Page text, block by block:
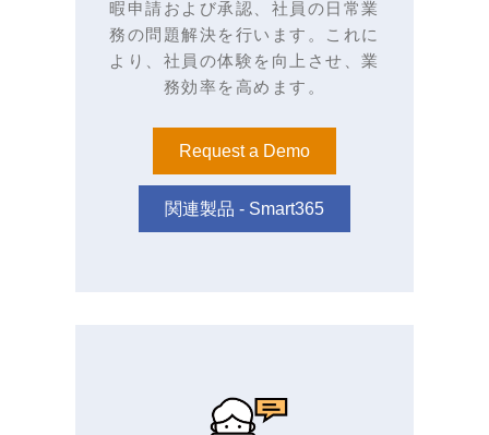
暇申請および承認、社員の日常業
務の問題解決を行います。これに
より、社員の体験を向上させ、業
務効率を高めます。
Request a Demo
関連製品 - Smart365